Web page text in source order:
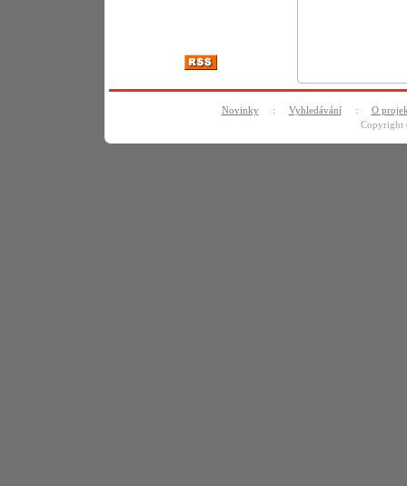
Novinky: Vyhledávání: O
Copyright